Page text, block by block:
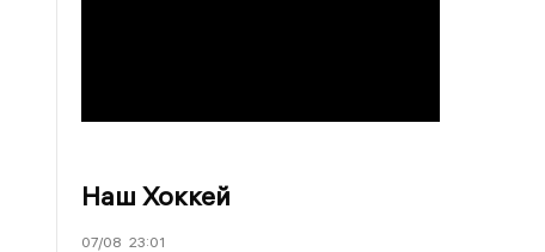
Наш Хоккей
07/08 23:01